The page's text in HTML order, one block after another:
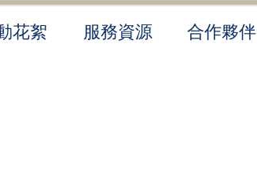
花絮 ​服務資源 合作夥伴